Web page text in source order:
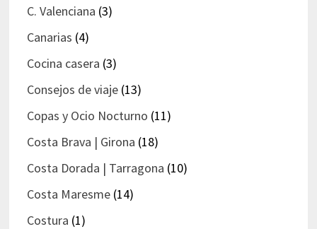
C. Valenciana (3)
Canarias (4)
Cocina casera (3)
Consejos de viaje(13)
Copas y Ocio Nocturno (11)
Costa Brava | Girona (18)
Costa Dorada | Tarragona (10)
Costa Maresme(14)
Costura (1)